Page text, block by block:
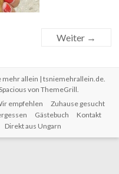
Weiter →
mehr allein | tsniemehrallein.de.
von ThemeGrill.
empfehlen
Zuhause gesucht
Gästebuch
Kontakt
Direkt aus Ungarn